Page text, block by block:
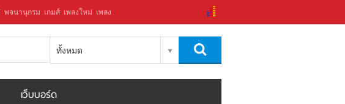
พจนานุกรม เกมส์ เพลงใหม่ เพลง
ทั้งหมด
เว็บบอร์ด